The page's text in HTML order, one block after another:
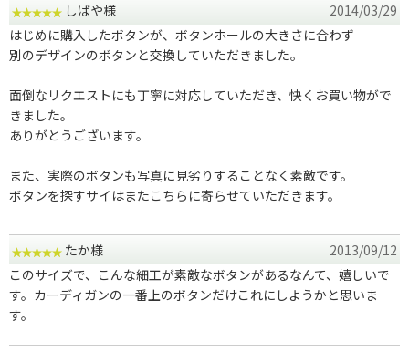
しばや様
2014/03/29
はじめに購入したボタンが、ボタンホールの大きさに合わず
別のデザインのボタンと交換していただきました。
面倒なリクエストにも丁寧に対応していただき、快くお買い物がで
きました。
ありがとうございます。
また、実際のボタンも写真に見劣りすることなく素敵です。
ボタンを探すサイはまたこちらに寄らせていただきます。
たか様
2013/09/12
このサイズで、こんな細工が素敵なボタンがあるなんて、嬉しいで
す。カーディガンの一番上のボタンだけこれにしようかと思いま
す。